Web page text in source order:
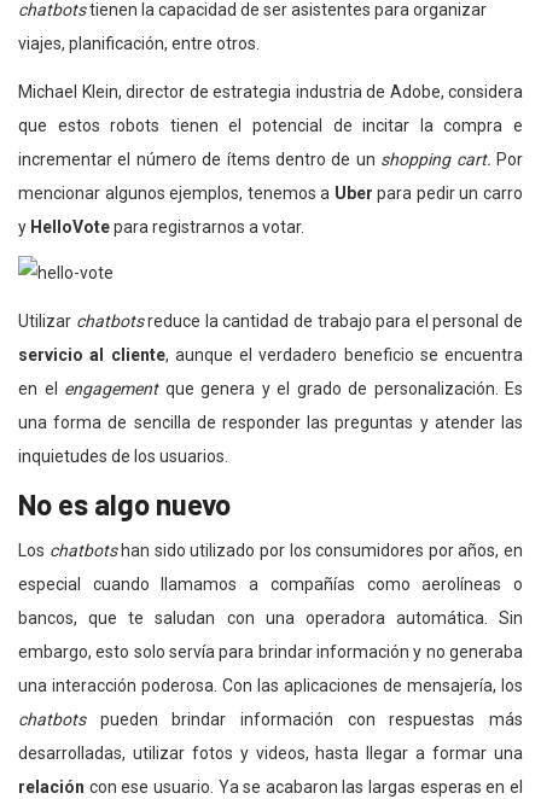
chatbotstienen la capacidad de ser asistentes para organizar
viajes, planificación, entre otros.
Michael Klein, director de estrategia industria de Adobe, considera
que estos robots tienen el potencial de incitar la compra e
incrementar el número de ítems dentro de un shopping cart. Por
mencionar algunos ejemplos, tenemos a Uber para pedir un carro
y HelloVotepara registrarnos a votar.
Utilizar chatbotsreduce la cantidad de trabajo para el personal de
servicio al cliente, aunque el verdadero beneficio se encuentra
en el engagementque genera y el grado de personalización. Es
una forma de sencilla de responder las preguntas y atender las
inquietudes de los usuarios.
No es algo nuevo
Los chatbotshan sido utilizado por los consumidores por años, en
especial cuando llamamos a compañías como aerolíneas o
bancos, que te saludan con una operadora automática. Sin
embargo, esto solo servía para brindar información y no generaba
una interacción poderosa. Con las aplicaciones de mensajería, los
chatbotspueden brindar información con respuestas más
desarrolladas, utilizar fotos y videos, hasta llegar a formar una
relación con ese usuario. Ya se acabaron las largas esperas en el